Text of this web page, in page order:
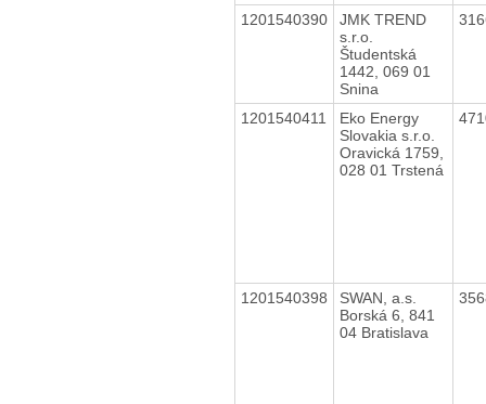
1201540390
JMK TREND
s.r.o.
Študentská
1442, 069 01
Snina
1201540411
Eko Energy
Slovakia s.r.o.
Oravická 1759,
028 01 Trstená
1201540398
SWAN, a.s.
Borská 6, 841
04 Bratislava